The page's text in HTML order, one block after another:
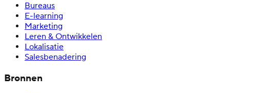
Bureaus
E-learning
Marketing
Leren & Ontwikkelen
Lokalisatie
Salesbenadering
Bronnen